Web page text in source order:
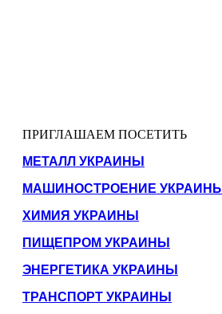
ПРИГЛАШАЕМ ПОСЕТИТЬ
МЕТАЛЛ УКРАИНЫ
МАШИНОСТРОЕНИЕ УКРАИНЫ
ХИМИЯ УКРАИНЫ
ПИЩЕПРОМ УКРАИНЫ
ЭНЕРГЕТИКА УКРАИНЫ
ТРАНСПОРТ УКРАИНЫ